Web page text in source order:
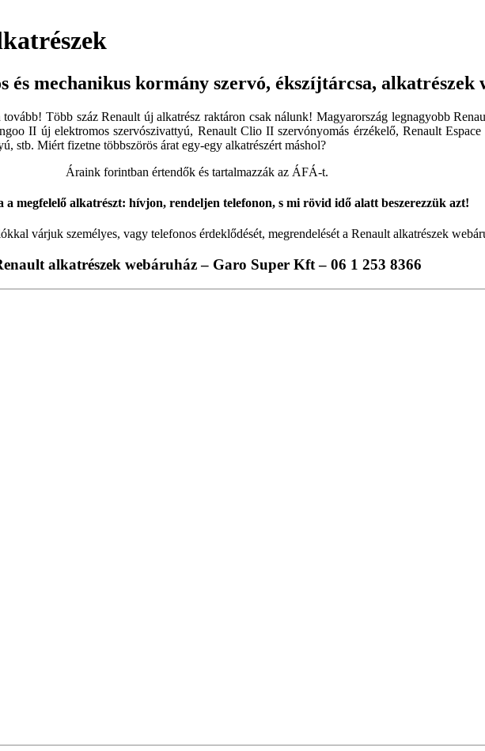
és mechanikus kormány szervó, ékszíjtárcsa, alkatrészek
Több száz Renault új alkatrész raktáron csak nálunk! Magyarország legnagyobb
II új elektromos szervószivattyú, Renault Clio II szervónyomás érzékelő, Renault
stb. Miért fizetne többszörös árat egy-egy alkatrészért máshol?
Áraink forintban értendők és tartalmazzák az ÁFÁ-t.
a megfelelő alkatrészt: hívjon, rendeljen telefonon, s mi rövid idő alatt beszerezzük azt!
várjuk személyes, vagy telefonos érdeklődését, megrendelését a Renault alkatrészek
alkatrészek webáruház – Garo Super Kft – 06 1 253 8366